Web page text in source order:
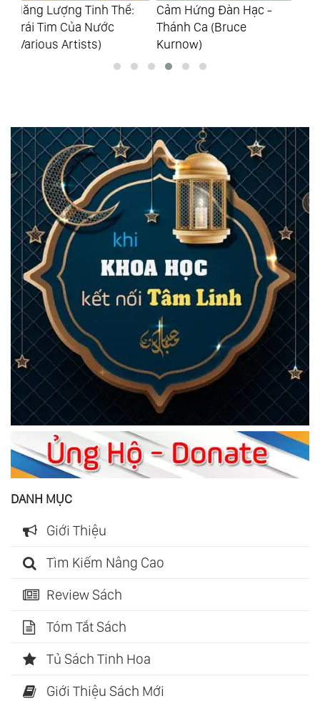
Cảm Hứng Đàn Hạc -
Thánh Ca (Bruce
Kurnow)
Celtic Và Harp (Bruce
Kurnow)
DANH MỤC
Giới Thiệu
Tìm Kiếm Nâng Cao
Review Sách
Tóm Tắt Sách
Tủ Sách Tinh Hoa
Giới Thiệu Sách Mới